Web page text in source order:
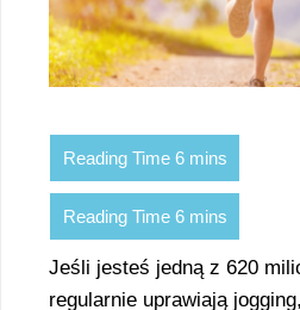
Jeśli jesteś jedną z 620
regularnie uprawiają